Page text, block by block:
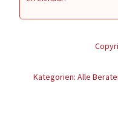
Kategorien: Alle